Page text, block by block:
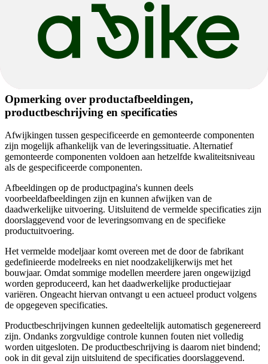
Voeding & Dämpfer
Opmerking over productafbeeldingen,
productbeschrijving en specificaties
Afwijkingen tussen gespecificeerde en gemonteerde componenten
zijn mogelijk afhankelijk van de leveringssituatie. Alternatief
gemonteerde componenten voldoen aan hetzelfde kwaliteitsniveau
als de gespecificeerde componenten.
Afbeeldingen op de productpagina's kunnen deels
voorbeeldafbeeldingen zijn en kunnen afwijken van de
daadwerkelijke uitvoering. Uitsluitend de vermelde specificaties zijn
doorslaggevend voor de leveringsomvang en de specifieke
productuitvoering.
Het vermelde modeljaar komt overeen met de door de fabrikant
gedefinieerde modelreeks en niet noodzakelijkerwijs met het
bouwjaar. Omdat sommige modellen meerdere jaren ongewijzigd
worden geproduceerd, kan het daadwerkelijke productiejaar
variëren. Ongeacht hiervan ontvangt u een actueel product volgens
de opgegeven specificaties.
Productbeschrijvingen kunnen gedeeltelijk automatisch gegenereerd
zijn. Ondanks zorgvuldige controle kunnen fouten niet volledig
worden uitgesloten. De productbeschrijving is daarom niet bindend;
ook in dit geval zijn uitsluitend de specificaties doorslaggevend.